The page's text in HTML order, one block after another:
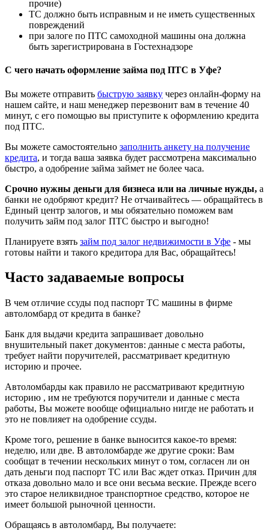
прочие)
ТС должно быть исправным и не иметь существенных
повреждений
при залоге по ПТС самоходной машины она должна
быть зарегистрирована в Гостехнадзоре
С чего начать оформление займа под ПТС в Уфе?
Вы можете отправить быструю заявку через онлайн-форму на
нашем сайте, и наш менеджер перезвонит вам в течение 40
минут, с его помощью вы приступите к оформлению кредита
под ПТС.
Вы можете самостоятельно заполнить анкету на получение
кредита, и тогда ваша заявка будет рассмотрена максимально
быстро, а одобрение займа займет не более часа.
Срочно нужны деньги для бизнеса или на личные нужды, а
банки не одобряют кредит? Не отчаивайтесь — обращайтесь в
Единый центр залогов, и мы обязательно поможем вам
получить займ под залог ПТС быстро и выгодно!
Планируете взять займ под залог недвижимости в Уфе - мы
готовы найти и такого кредитора для Вас, обращайтесь!
Часто задаваемые вопросы
В чем отличие ссуды под паспорт ТС машины в фирме
автоломбард от кредита в банке?
Банк для выдачи кредита запрашивает довольно
внушительный пакет документов: данные с места работы,
требует найти поручителей, рассматривает кредитную
историю и прочее.
Автоломбарды как правило не рассматривают кредитную
историю , им не требуются поручители и данные с места
работы, Вы можете вообще официально нигде не работать и
это не повлияет на одобрение ссуды.
Кроме того, решение в банке выносится какое-то время:
неделю, или две. В автоломбарде же другие сроки: Вам
сообщат в течении нескольких минут о том, согласен ли он
дать деньги под паспорт ТС или Вас ждет отказ. Причин для
отказа довольно мало и все они весьма веские. Прежде всего
это старое неликвидное транспортное средство, которое не
имеет большой рыночной ценности.
Обращаясь в автоломбард, Вы получаете: